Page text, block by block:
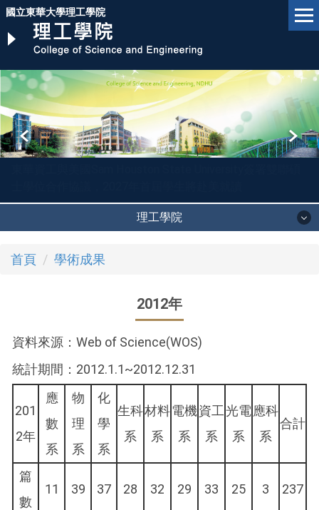
跳
到
要
內
容
區
國立東華大學理工學院
理工學院
首頁 學術成果
2012年
資料來源：Web of Science(WOS)
統計期間：2012.1.1~2012.12.31
201
2年
應
數
系
物
理
系
化
學
系
生科
系
材料
系
電機
系
資工
系
光電
系
應科
系
合計
篇
數
11 39 37 28 32 29 33 25 3 237